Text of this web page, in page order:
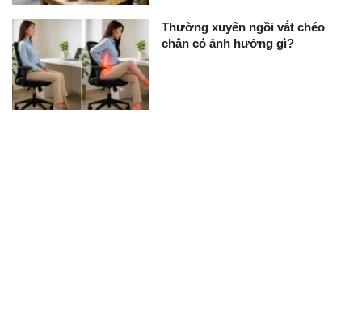
Thường xuyên ngồi vắt chéo
chân có ảnh hưởng gì?